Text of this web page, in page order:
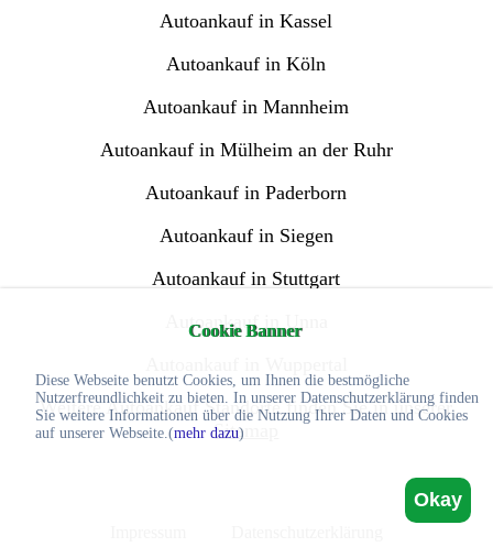
Cookie Banner
Diese Webseite benutzt Cookies, um Ihnen die bestmögliche
Nutzerfreundlichkeit zu bieten. In unserer Datenschutzerklärung finden
Sie weitere Informationen über die Nutzung Ihrer Daten und Cookies
auf unserer Webseite.(mehr dazu)
Okay
Autoankauf in Kassel
Autoankauf in Köln
Autoankauf in Mannheim
Autoankauf in Mülheim an der Ruhr
Autoankauf in Paderborn
Autoankauf in Siegen
Autoankauf in Stuttgart
Autoankauf in Unna
Weitere Autoankauf Standorte finden Sie in unserer
Sitemap